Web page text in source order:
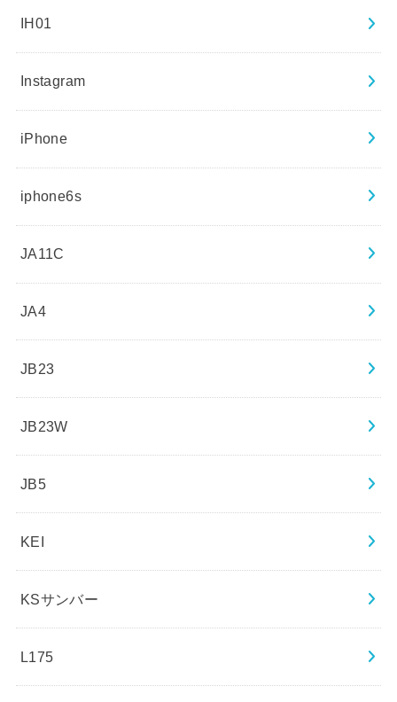
IH01
Instagram
iPhone
iphone6s
JA11C
JA4
JB23
JB23W
JB5
KEI
KSサンバー
L175